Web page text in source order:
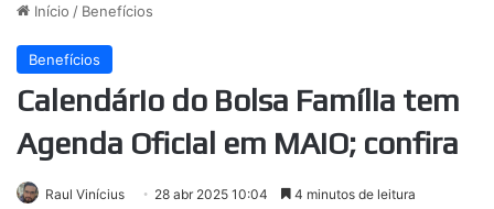
Início / Benefícios
Benefícios
Calendário do Bolsa Família tem
Agenda Oficial em MAIO; confira
Raul Vinícius 28 abr 2025 10:04 4 minutos de leitura